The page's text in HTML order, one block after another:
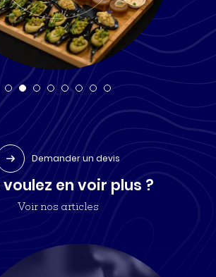
Demander un devis
en voir plus ?
Voir nos articles